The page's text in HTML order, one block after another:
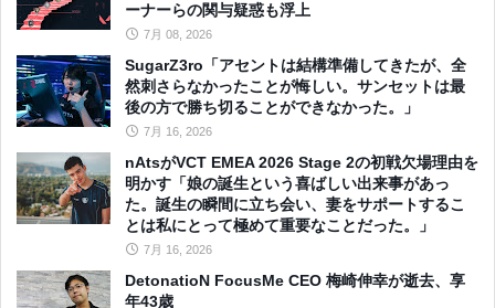
ーナーらの関与疑惑も浮上
7月 08, 2026
SugarZ3ro「アセントは結構準備してきたが、全
然刺さらなかったことが悔しい。サンセットは最
後の方で勝ち切ることができなかった。」
7月 16, 2026
nAtsがVCT EMEA 2026 Stage 2の初戦欠場理由を
明かす「娘の誕生という喜ばしい出来事があっ
た。誕生の瞬間に立ち会い、妻をサポートするこ
とは私にとって極めて重要なことだった。」
7月 16, 2026
DetonatioN FocusMe CEO 梅崎伸幸が逝去、享
年43歳